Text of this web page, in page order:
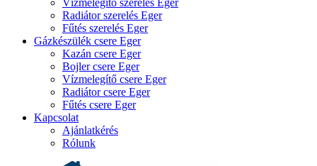
Vízmelegítő szerelés Eger
Radiátor szerelés Eger
Fűtés szerelés Eger
Gázkészülék csere Eger
Kazán csere Eger
Bojler csere Eger
Vízmelegítő csere Eger
Radiátor csere Eger
Fűtés csere Eger
Kapcsolat
Ajánlatkérés
Rólunk